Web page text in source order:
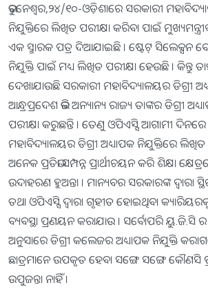
ଭୁବନେଶ୍ବର,୨୪/୧୦-ଓଡ଼ିଶାରେ ସରକାରୀ
ନିଯୁକ୍ତିରେ ଲିଖିତ ପରୀକ୍ଷା କରିବା ପାଇଁ
ଏକ ସ୍ମାରକ ପତ୍ର ଦିଆଯାଇଛି । ଷ୍ଟେଟ୍ ସିଲେକ୍ସନ
ନିଯୁକ୍ତି ପାଇଁ ମଧ୍ୟ ଲିଖିତ ପରୀକ୍ଷା ହେଉଛି । କିନ୍ତୁ
ଦେଖାଯାଉଛି ସରକାରୀ ମହାବିଦ୍ୟାଳୟର ଡିଗ୍ରୀ
ଆନ୍ଧ୍ରପ୍ରଦେଶ ଭଳି ଅନ୍ୟାନ୍ୟ ରାଜ୍ୟ ତାଙ୍କର ଡିଗ୍ରୀ
ପରୀକ୍ଷା କରୁଛନ୍ତି । ତେଣୁ ଓପିଏସ୍ସି ଆଗାମୀ
ମହାବିଦ୍ୟାଳୟର ଡିଗ୍ରୀ ଅଧ୍ୟାପକ ନିଯୁକ୍ତିରେ ଲିଖିତ
ଅନେକ ପ୍ରତିଭା ସମ୍ପନ୍ନ ପ୍ରାର୍ଥୀଚୟନ କରି ଶିକ୍ଷା
ଉଦାହରଣ ହୁଅନ୍ତା । ମାନ୍ୟବର ସରକାରଙ୍କ ଦ୍ୱାରା
ତଥା ଓପିଏସ୍ସି ଦ୍ୱାରା ଗୃହୀତ ହୋଇଥିବା
ବ୍ୟବସ୍ଥା ପ୍ରଣୟନ କରାଯାଉ । ସର୍ବୋପରି
ଅନୁସାରେ ଡିଗ୍ରୀ କଲେଜର ଅଧ୍ୟାପକ ନିଯୁକ୍ତି
ଛାତ୍ରମାନେ ଉପକୃତ ହେବା ସଙ୍ଗେ ସଙ୍ଗେ କୌଣସି
ଉପୁଜନ୍ତା ନାହିଁ ।